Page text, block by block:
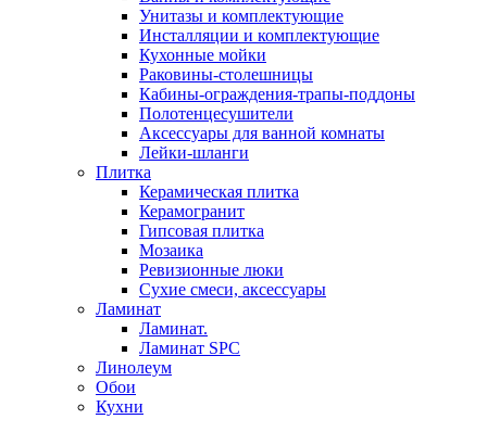
Унитазы и комплектующие
Инсталляции и комплектующие
Кухонные мойки
Раковины-столешницы
Кабины-ограждения-трапы-поддоны
Полотенцесушители
Аксессуары для ванной комнаты
Лейки-шланги
Плитка
Керамическая плитка
Керамогранит
Гипсовая плитка
Мозаика
Ревизионные люки
Сухие смеси, аксессуары
Ламинат
Ламинат.
Ламинат SPC
Линолеум
Обои
Кухни